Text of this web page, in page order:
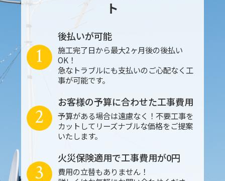
ト
後払いが可能
施工完了日から最大2ヶ月後の後払い
OK！
急なトラブルにも支払いのご心配なく工
事が可能です。
1
お客様の予算に合わせた工事費用
予算がある場合は遠慮なく！不要工事を
カットしてリーズナブルな価格をご提案
いたします。
2
火災保険適用で工事費用が0円
費用の立替もありません！
3